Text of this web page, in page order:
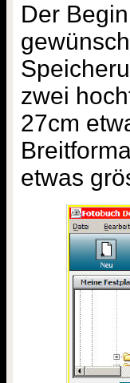
Der
zwei
27cm
etwas